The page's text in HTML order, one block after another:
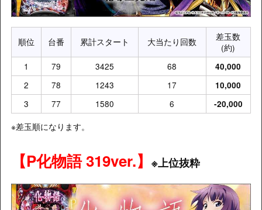
順位 台番 累計スタート 大当たり回数
差玉数
(約)
1
79 3425 68 40,000
2 78 1243 17 10,000
3 77 1580 6 -20,000
※差玉順になります。
【P化物語 319ver.】 ※上位抜粋